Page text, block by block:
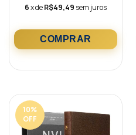
6x deR$49,49 sem juros
10%
OFF